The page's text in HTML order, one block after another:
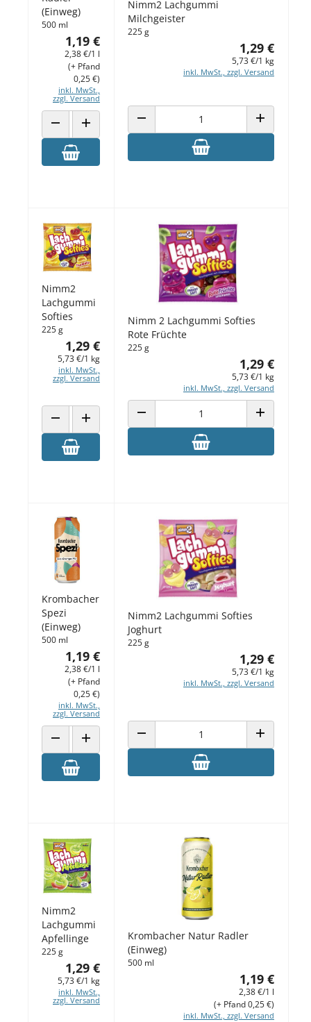
(Einweg)
500 ml
1,19 €
2,38 €/1 l
inkl. MwSt.,
zzgl. Versand
(+ Pfand
0,25 €)
ANZAHL VERRINGERN
ANZAHL ERHÖHEN
Nimm2 Lachgummi
Milchgeister
225 g
1,29 €
5,73 €/1 kg
inkl. MwSt., zzgl. Versand
ANZAHL VERRINGERN ANZAHL
Nimm2
Lachgummi
Softies
225 g
1,29 €
5,73 €/1 kg
inkl. MwSt.,
zzgl. Versand
ANZAHL VERRINGERN
ANZAHL ERHÖHEN
Nimm 2 Lachgummi Softies
Rote Früchte
225 g
1,29 €
5,73 €/1 kg
inkl. MwSt., zzgl. Versand
ANZAHL VERRINGERN ANZAHL
Krombacher
Spezi
(Einweg)
500 ml
1,19 €
2,38 €/1 l
inkl. MwSt.,
zzgl. Versand
(+ Pfand
0,25 €)
ANZAHL VERRINGERN
ANZAHL ERHÖHEN
Nimm2 Lachgummi Softies
Joghurt
225 g
1,29 €
5,73 €/1 kg
inkl. MwSt., zzgl. Versand
ANZAHL VERRINGERN ANZAHL
Nimm2
Lachgummi
Apfellinge
225 g
1,29 €
5,73 €/1 kg
inkl. MwSt.,
zzgl. Versand
Krombacher Natur Radler
(Einweg)
500 ml
1,19 €
2,38 €/1 l
inkl. MwSt., zzgl. Versand
(+ Pfand 0,25 €)